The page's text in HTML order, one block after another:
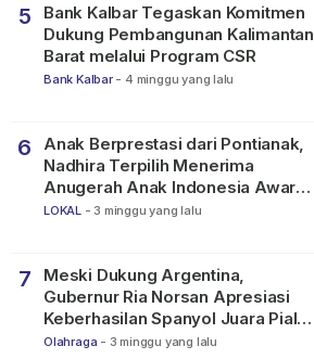
5
Bank Kalbar Tegaskan Komitmen
Dukung Pembangunan Kalimantan
Barat melalui Program CSR
Bank Kalbar - 4 minggu yang lalu
6
Anak Berprestasi dari Pontianak,
Nadhira Terpilih Menerima
Anugerah Anak Indonesia Awards
2026
LOKAL - 3 minggu yang lalu
7
Meski Dukung Argentina,
Gubernur Ria Norsan Apresiasi
Keberhasilan Spanyol Juara Piala
Dunia FIFA 2026
Olahraga - 3 minggu yang lalu